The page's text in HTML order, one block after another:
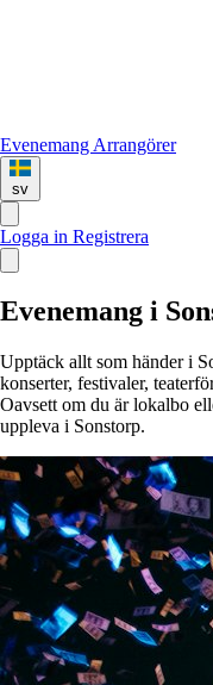
Evenemang Arrangörer
sv
Logga in Registrera
Evenemang i
Upptäck allt som händer i
konserter, festivaler,
Oavsett om du är lokalbo
uppleva i Sonstorp.